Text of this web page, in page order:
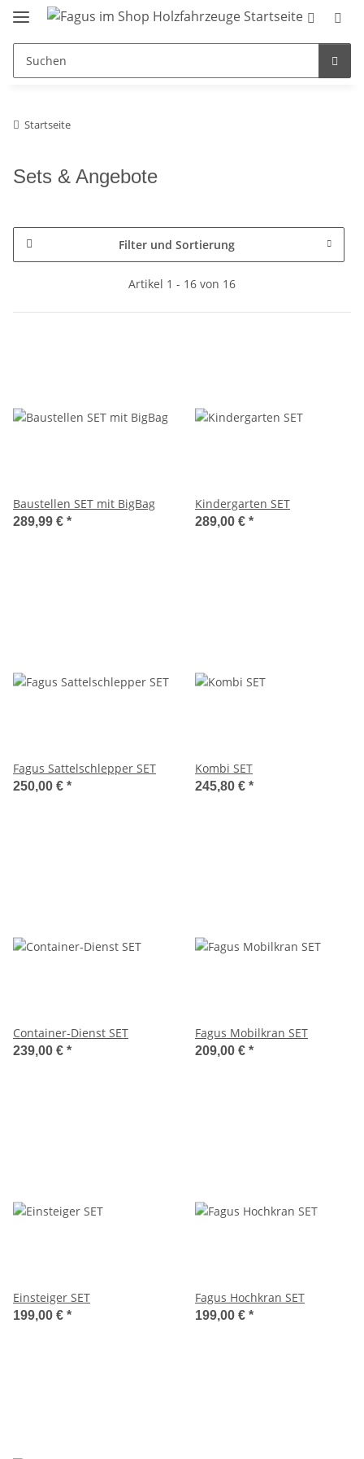
Startseite
Sets & Angebote
Filter und Sortierung
Artikel 1 - 16 von 16
Baustellen SET mit BigBag
289,99 € *
Kindergarten SET
289,00 € *
Fagus Sattelschlepper SET
250,00 € *
Kombi SET
245,80 € *
Container-Dienst SET
239,00 € *
Fagus Mobilkran SET
209,00 € *
Einsteiger SET
199,00 € *
Fagus Hochkran SET
199,00 € *